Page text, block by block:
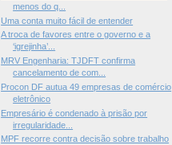
menos do q...
Uma conta muito fácil de entender
A troca de favores entre o governo e a
‘igrejinha’...
MRV Engenharia: TJDFT confirma
cancelamento de com...
Procon DF autua 49 empresas de comércio
eletrônico
Empresário é condenado à prisão por
irregularidade...
MPF recorre contra decisão sobre trabalho